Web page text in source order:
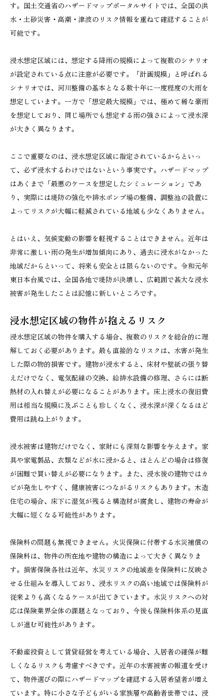
す。国土交通省のハザードマップポータルサイトでは、全国の洪
水・土砂災害・高潮・津波のリスク情報を重ねて確認することが
可能です。
浸水想定区域には、想定する降雨の規模によって複数のシナリオ
が設定されている点に注意が必要です。「計画規模」と呼ばれる
シナリオでは、河川整備の基本となる数十年に一度程度の大雨を
想定しています。一方で「想定最大規模」では、極めて稀な豪雨
を想定しており、同じ場所でも想定する雨の強さによって浸水深
が大きく異なります。
ここで重要なのは、浸水想定区域に指定されているからといっ
て、必ず浸水するわけではないという事実です。ハザードマップ
はあくまで「最悪のケースを想定したシミュレーション」であ
り、実際には堤防の強化や排水ポンプ場の整備、調整池の設置に
よってリスクが大幅に軽減されている地域も少なくありません。
とはいえ、気候変動の影響を軽視することはできません。近年は
非常に激しい雨の発生が増加傾向にあり、過去に浸水がなかった
地域だからといって、将来も安全とは限らないのです。令和元年
東日本台風では、全国各地で堤防が決壊し、広範囲で甚大な浸水
被害が発生したことは記憶に新しいところです。
浸水想定区域の物件が抱えるリスク
浸水想定区域の物件を購入する場合、複数のリスクを総合的に理
解しておく必要があります。最も直接的なリスクは、水害が発生
した際の物的損害です。建物が浸水すると、床材や壁紙の張り替
えだけでなく、電気配線の交換、給排水設備の修理、さらには断
熱材の入れ替えが必要になることがあります。床上浸水の復旧費
用は相当な規模に及ぶことも珍しくなく、浸水深が深くなるほど
費用は跳ね上がります。
浸水被害は建物だけでなく、家財にも深刻な影響を与えます。家
具や家電製品、衣類などが水に浸かると、ほとんどの場合は修復
が困難で買い替えが必要になります。また、浸水後の建物ではカ
ビが発生しやすく、健康被害につながるリスクもあります。木造
住宅の場合、床下に湿気が残ると構造材が腐食し、建物の寿命が
大幅に短くなる可能性があります。
保険料の問題も無視できません。火災保険に付帯する水災補償の
保険料は、物件の所在地や建物の構造によって大きく異なりま
す。損害保険各社は近年、水災リスクの地域差を保険料に反映さ
せる仕組みを導入しており、浸水リスクの高い地域では保険料が
従来よりも高くなるケースが出てきています。水災リスクへの対
応は保険業界全体の課題となっており、今後も保険料体系の見直
しが進む可能性があります。
不動産投資として賃貸経営を考えている場合、入居者の確保が難
しくなるリスクも考慮すべきです。近年の水害被害の報道を受け
て、物件選びの際にハザードマップを確認する入居希望者が増え
ています。特に小さな子どもがいる家族層や高齢者世帯では、浸